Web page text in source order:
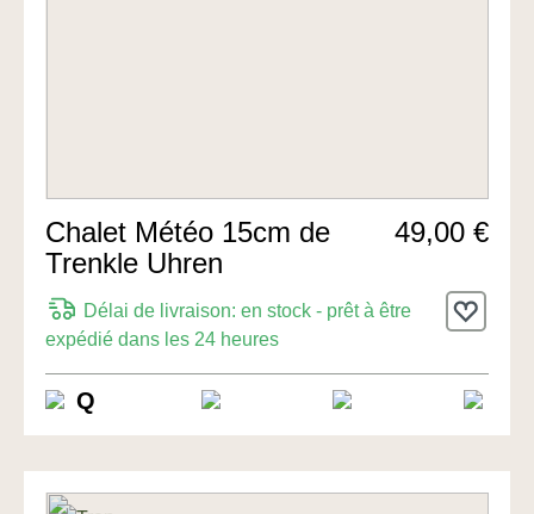
Chalet Météo 15cm de
Trenkle Uhren
49,00 €
Délai de livraison: en stock - prêt à être
expédié dans les 24 heures
Q